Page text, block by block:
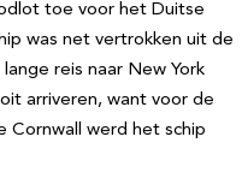
toe voor het Duitse
was net vertrokken uit de
reis naar New York
arriveren, want voor de
Cornwall werd het schip